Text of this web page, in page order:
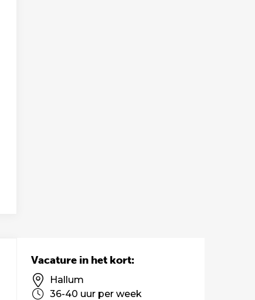
Vacature in het kort:
Hallum
36-40 uur per week